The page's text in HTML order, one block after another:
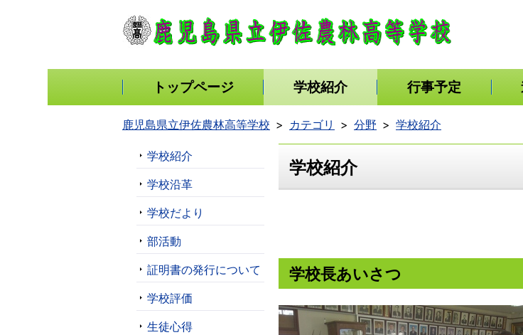
トップページ 学校紹介 行事予定
鹿児島県立伊佐農林高等学校 カテゴリ 分野 学校紹介
学校紹介
学校長あいさつ
学校紹介
学校沿革
学校だより
部活動
証明書の発行について
学校評価
生徒心得